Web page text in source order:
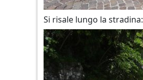
Si risale lungo la stradina: